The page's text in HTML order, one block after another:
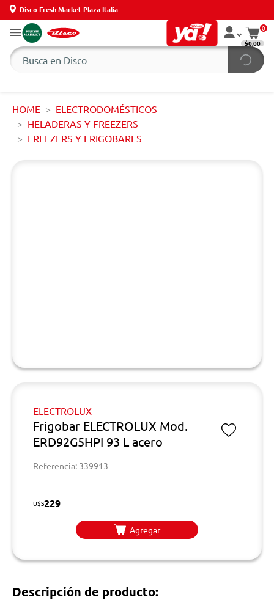
Disco Fresh Market Plaza Italia
0
$0,00
HOME
ELECTRODOMÉSTICOS
HELADERAS Y FREEZERS
FREEZERS Y FRIGOBARES
ELECTROLUX
Frigobar ELECTROLUX Mod.
ERD92G5HPI 93 L acero
Referencia: 339913
U$S229
Agregar
Descripción de producto: